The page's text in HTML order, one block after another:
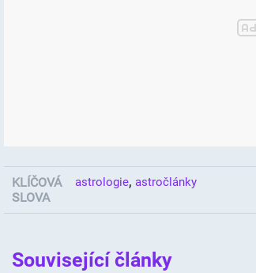
KLÍČOVÁ
SLOVA
astrologie, astročlánky
Související články